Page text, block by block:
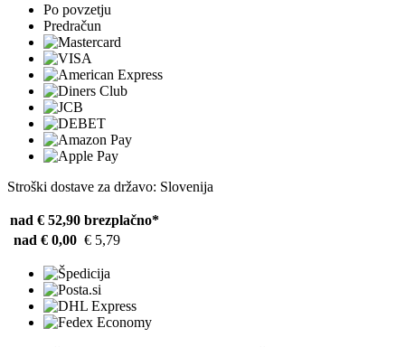
Po povzetju
Predračun
Stroški dostave za državo: Slovenija
nad € 52,90 brezplačno*
nad € 0,00 € 5,79